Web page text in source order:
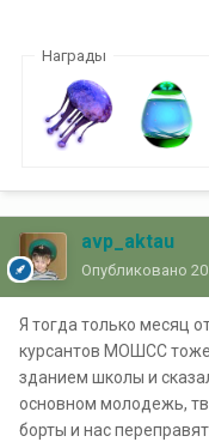
Награды
avp_aktau
Опубликовано
Я тогда только месяц
курсантов МОШСС тоже
зданием школы и
основном молодежь,
борты и нас